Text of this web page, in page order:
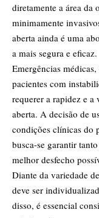
diretamente a área da
minimamente
aberta ainda é uma
a mais segura e eficaz.
Emergências
pacientes com
requerer a rapidez e
aberta. A decisão de
condições clínicas do
busca-se garantir
melhor desfecho
Diante da variedade
deve ser
disso, é essencial